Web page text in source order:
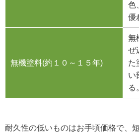
色
優
無機塗料(約１０～１５年)
無
ぜ
た
い
る
耐久性の低いものはお手頃価格で、